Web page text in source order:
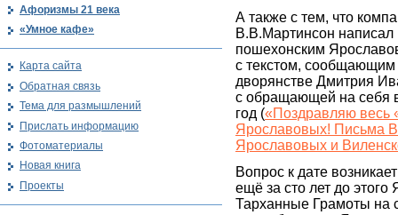
А также с тем, что
В.В.Мартинсон написал
пошехонским
с текстом,
дворянстве Дмитрия
с обращающей на себя
год («Поздравляю весь
Ярославовых! Письма
Ярославовых и
Вопрос к дате
ещё за сто лет до
Тарханные Грамоты на
Афоризмы 21 века
«Умное кафе»
Карта сайта
Обратная связь
Тема для размышлений
Прислать информацию
Фотоматериалы
Новая книга
Проекты